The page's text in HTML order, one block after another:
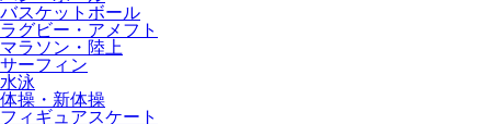
バスケットボール
ラグビー・アメフト
マラソン・陸上
サーフィン
水泳
体操・新体操
フィギュアスケート